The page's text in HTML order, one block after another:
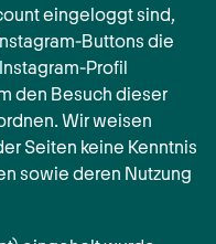
eingeloggt sind,
Buttons die
Profil
den Besuch dieser
Wir weisen
Seiten keine Kenntnis
sowie deren Nutzung